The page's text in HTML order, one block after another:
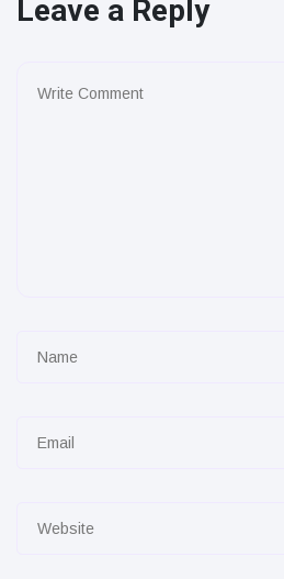
Leave a Reply